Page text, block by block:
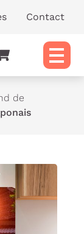
Contact
de